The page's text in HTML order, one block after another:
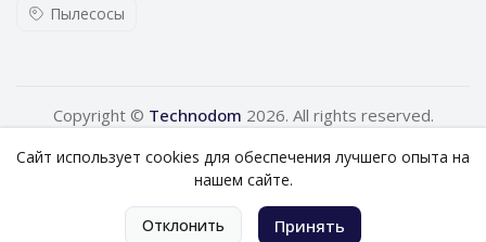
Пылесосы
Copyright © Technodom 2026. All rights reserved.
Сайт использует cookies для обеспечения лучшего опыта на
нашем сайте.
Отклонить Принять